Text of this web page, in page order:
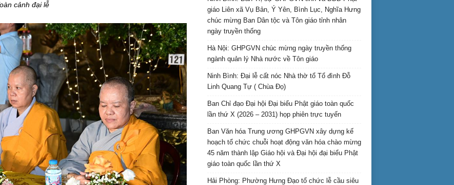
cảnh đại lễ
giáo Liên xã Vụ Bản, Ý Yên, Bình Lục, Nghĩa Hưng
chúc mừng Ban Dân tộc và Tôn giáo tỉnh nhân
ngày truyền thống
Hà Nội: GHPGVN chúc mừng ngày truyền thống
ngành quản lý Nhà nước về Tôn giáo
Ninh Bình: Đại lễ cất nóc Nhà thờ tổ Tổ đình Đỗ
Linh Quang Tự ( Chùa Đọ)
Ban Chỉ đạo Đại hội Đại biểu Phật giáo toàn quốc
lần thứ X (2026 – 2031) họp phiên trực tuyến
Ban Văn hóa Trung ương GHPGVN xây dựng kế
hoạch tổ chức chuỗi hoạt động văn hóa chào mừng
45 năm thành lập Giáo hội và Đại hội đại biểu Phật
giáo toàn quốc lần thứ X
Hải Phòng: Phường Hưng Đạo tổ chức lễ cầu siêu